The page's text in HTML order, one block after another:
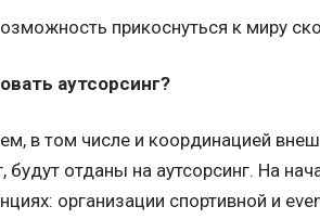
прикоснуться к миру
аутсорсинг?
в том числе и координацией
будут отданы на аутсорсинг. На
организации спортивной и